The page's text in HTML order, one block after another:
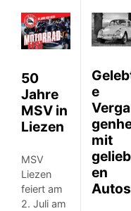
50
Jahre
MSV in
Liezen
MSV
Liezen
feiert am
2. Juli am
e
mit
en
Autos